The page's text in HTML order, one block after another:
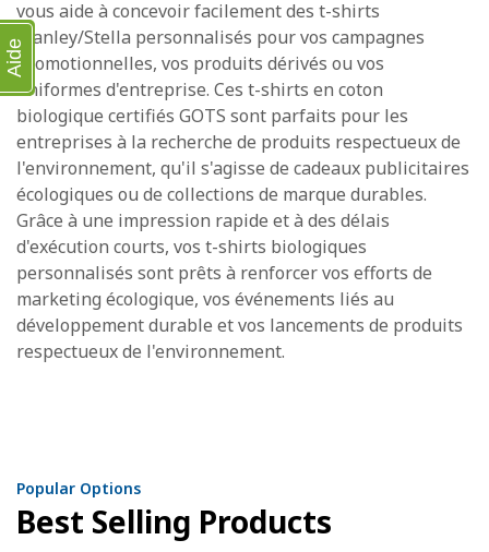
vous aide à concevoir facilement des t-shirts
Stanley/Stella personnalisés pour vos campagnes
promotionnelles, vos produits dérivés ou vos
uniformes d'entreprise. Ces t-shirts en coton
biologique certifiés GOTS sont parfaits pour les
entreprises à la recherche de produits respectueux de
l'environnement, qu'il s'agisse de cadeaux publicitaires
écologiques ou de collections de marque durables.
Grâce à une impression rapide et à des délais
d'exécution courts, vos t-shirts biologiques
personnalisés sont prêts à renforcer vos efforts de
marketing écologique, vos événements liés au
développement durable et vos lancements de produits
respectueux de l'environnement.
Popular Options
Best Selling Products
Aide